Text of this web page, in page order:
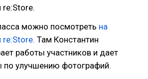
re:Store.
можно посмотреть на
re:Store. Там Константин
работы участников и дает
по улучшению фотографий.